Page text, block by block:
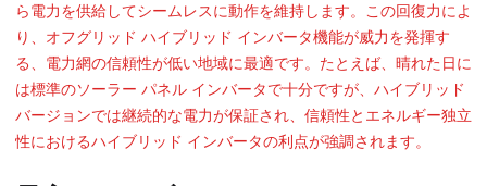
ら電力を供給してシームレスに動作を維持します。この回復力によ
り、オフグリッド ハイブリッド インバータ機能が威力を発揮す
る、電力網の信頼性が低い地域に最適です。たとえば、晴れた日に
は標準のソーラー パネル インバータで十分ですが、ハイブリッド
バージョンでは継続的な電力が保証され、信頼性とエネルギー独立
性におけるハイブリッド インバータの利点が強調されます。